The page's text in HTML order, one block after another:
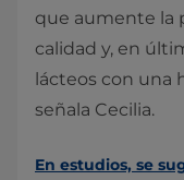
que aumente la
calidad y, en
lácteos con una
señala Cecilia.
En estudios, se